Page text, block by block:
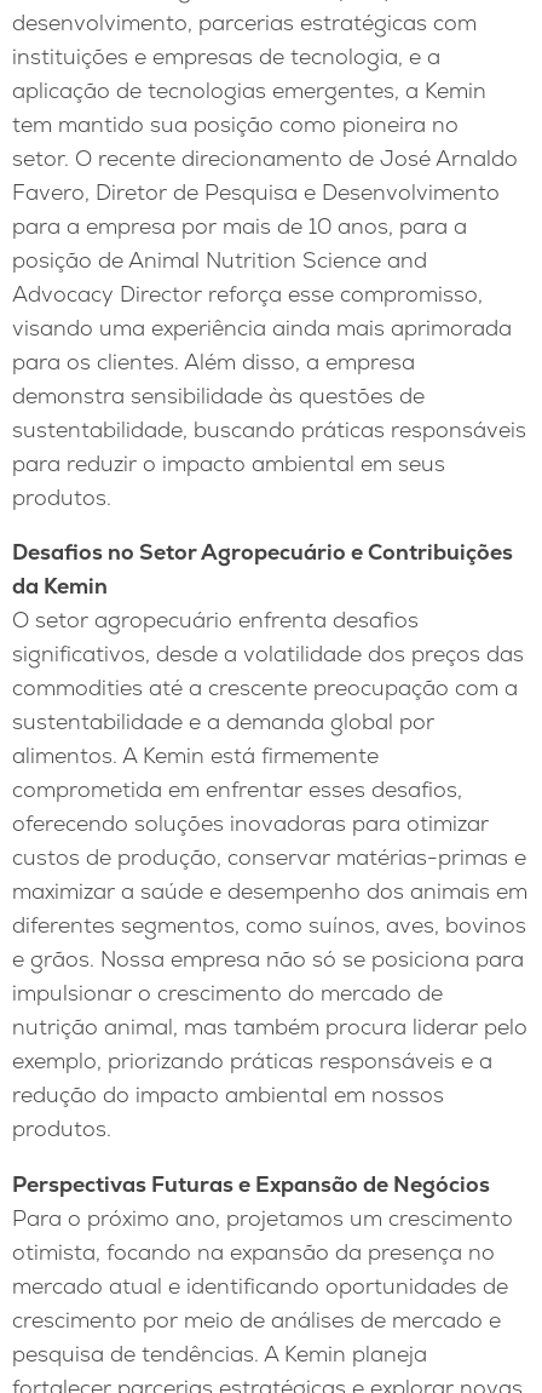
desenvolvimento, parcerias estratégicas com
instituições e empresas de tecnologia, e a
aplicação de tecnologias emergentes, a Kemin
tem mantido sua posição como pioneira no
setor. O recente direcionamento de José Arnaldo
Favero, Diretor de Pesquisa e Desenvolvimento
para a empresa por mais de 10 anos, para a
posição de Animal Nutrition Science and
Advocacy Director reforça esse compromisso,
visando uma experiência ainda mais aprimorada
para os clientes. Além disso, a empresa
demonstra sensibilidade às questões de
sustentabilidade, buscando práticas responsáveis
para reduzir o impacto ambiental em seus
produtos.
Desafios no Setor Agropecuário e Contribuições
da Kemin
O setor agropecuário enfrenta desafios
significativos, desde a volatilidade dos preços das
commodities até a crescente preocupação com a
sustentabilidade e a demanda global por
alimentos. A Kemin está firmemente
comprometida em enfrentar esses desafios,
oferecendo soluções inovadoras para otimizar
custos de produção, conservar matérias-primas e
maximizar a saúde e desempenho dos animais em
diferentes segmentos, como suínos, aves, bovinos
e grãos. Nossa empresa não só se posiciona para
impulsionar o crescimento do mercado de
nutrição animal, mas também procura liderar pelo
exemplo, priorizando práticas responsáveis e a
redução do impacto ambiental em nossos
produtos.
Perspectivas Futuras e Expansão de Negócios
Para o próximo ano, projetamos um crescimento
otimista, focando na expansão da presença no
mercado atual e identificando oportunidades de
crescimento por meio de análises de mercado e
pesquisa de tendências. A Kemin planeja
fortalecer parcerias estratégicas e explorar novas